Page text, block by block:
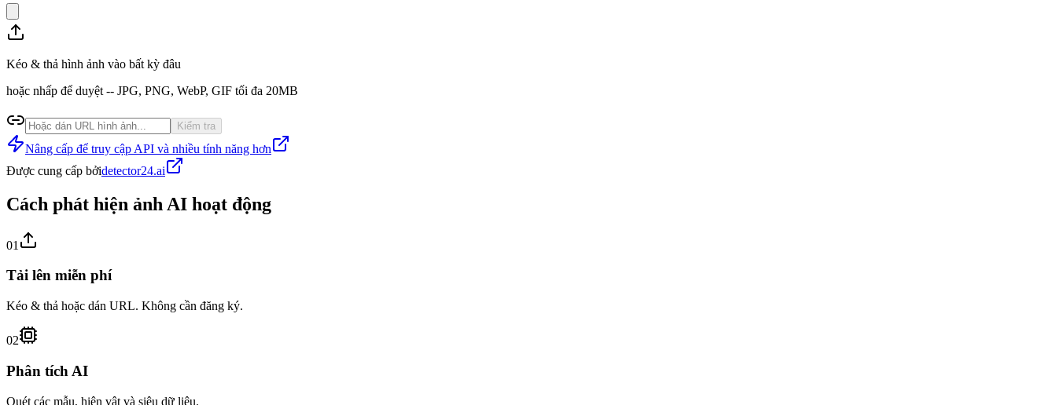
Kéo & thả hình ảnh vào bất kỳ đâu
hoặc nhấp để duyệt -- JPG, PNG, WebP, GIF tối đa 20MB
Kiểm tra
Nâng cấp để truy cập API và nhiều tính năng hơn
Được cung cấp bởidetector24.ai
Cách phát hiện ảnh AI hoạt động
01
Tải lên miễn phí
Kéo & thả hoặc dán URL. Không cần đăng ký.
02
Phân tích AI
Quét các mẫu, hiện vật và siêu dữ liệu.